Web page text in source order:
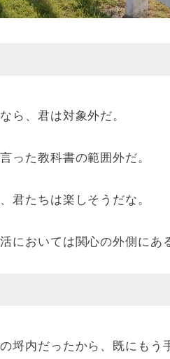
ら、君は対象外だ。
った教科書の範囲外だ。
君たちは楽しそうだな。
おいては関心の外側にあ
内だったから、既にもう